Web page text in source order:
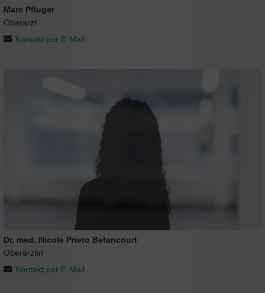
Marc Pfluger
Oberarzt
Kontakt per E-Mail
Dr. med. Nicole Prieto Betancourt
Oberärztin
Kontakt per E-Mail